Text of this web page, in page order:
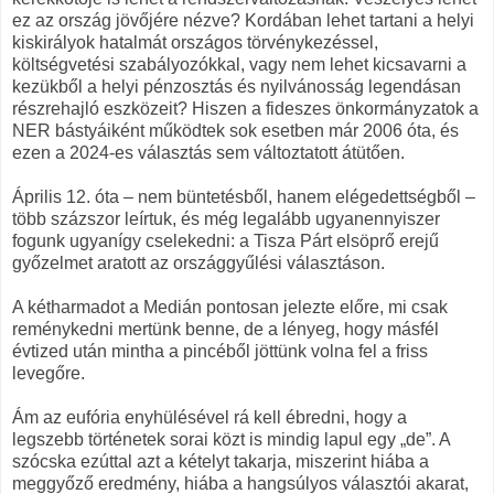
ez az ország jövőjére nézve? Kordában lehet tartani a helyi
kiskirályok hatalmát országos törvénykezéssel,
költségvetési szabályozókkal, vagy nem lehet kicsavarni a
kezükből a helyi pénzosztás és nyilvánosság legendásan
részrehajló eszközeit? Hiszen a fideszes önkormányzatok a
NER bástyáiként működtek sok esetben már 2006 óta, és
ezen a 2024-es választás sem változtatott átütően.
Április 12. óta – nem büntetésből, hanem elégedettségből –
több százszor leírtuk, és még legalább ugyanennyiszer
fogunk ugyanígy cselekedni: a Tisza Párt elsöprő erejű
győzelmet aratott az országgyűlési választáson.
A kétharmadot a Medián pontosan jelezte előre, mi csak
reménykedni mertünk benne, de a lényeg, hogy másfél
évtized után mintha a pincéből jöttünk volna fel a friss
levegőre.
Ám az eufória enyhülésével rá kell ébredni, hogy a
legszebb történetek sorai közt is mindig lapul egy „de”. A
szócska ezúttal azt a kételyt takarja, miszerint hiába a
meggyőző eredmény, hiába a hangsúlyos választói akarat,